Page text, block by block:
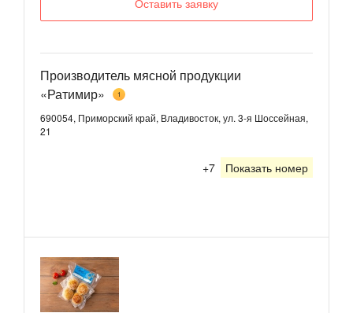
Оставить заявку
Производитель мясной продукции
«Ратимир»
1
690054, Приморский край, Владивосток, ул. 3-я Шоссейная,
21
+7 Показать номер